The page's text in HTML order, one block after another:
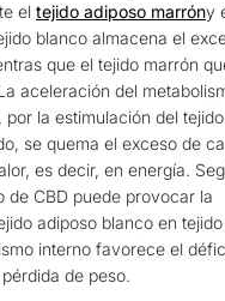
el tejido adiposo marróny
blanco almacena el
que el tejido marrón
aceleración del
por la estimulación del
se quema el exceso de
es decir, en energía.
de CBD puede provocar la
adiposo blanco en
interno favorece el
de peso.